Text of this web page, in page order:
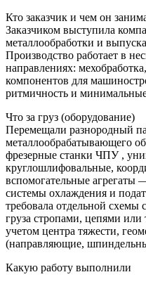
Кто заказчик и чем он
Заказчиком выступила
металлообработки и
Производство работает в
направлениях:
компонентов для
ритмичность и
Что за груз (оборудование)
Перемещали разнородный
металлообрабатывающего
фрезерные станки ЧПУ ,
круглошлифовальные,
вспомогательные
системы охлаждения и
требовала отдельной схемы
груза стропами, цепями
учетом центра тяжести,
(направляющие,
Какую работу выполнили